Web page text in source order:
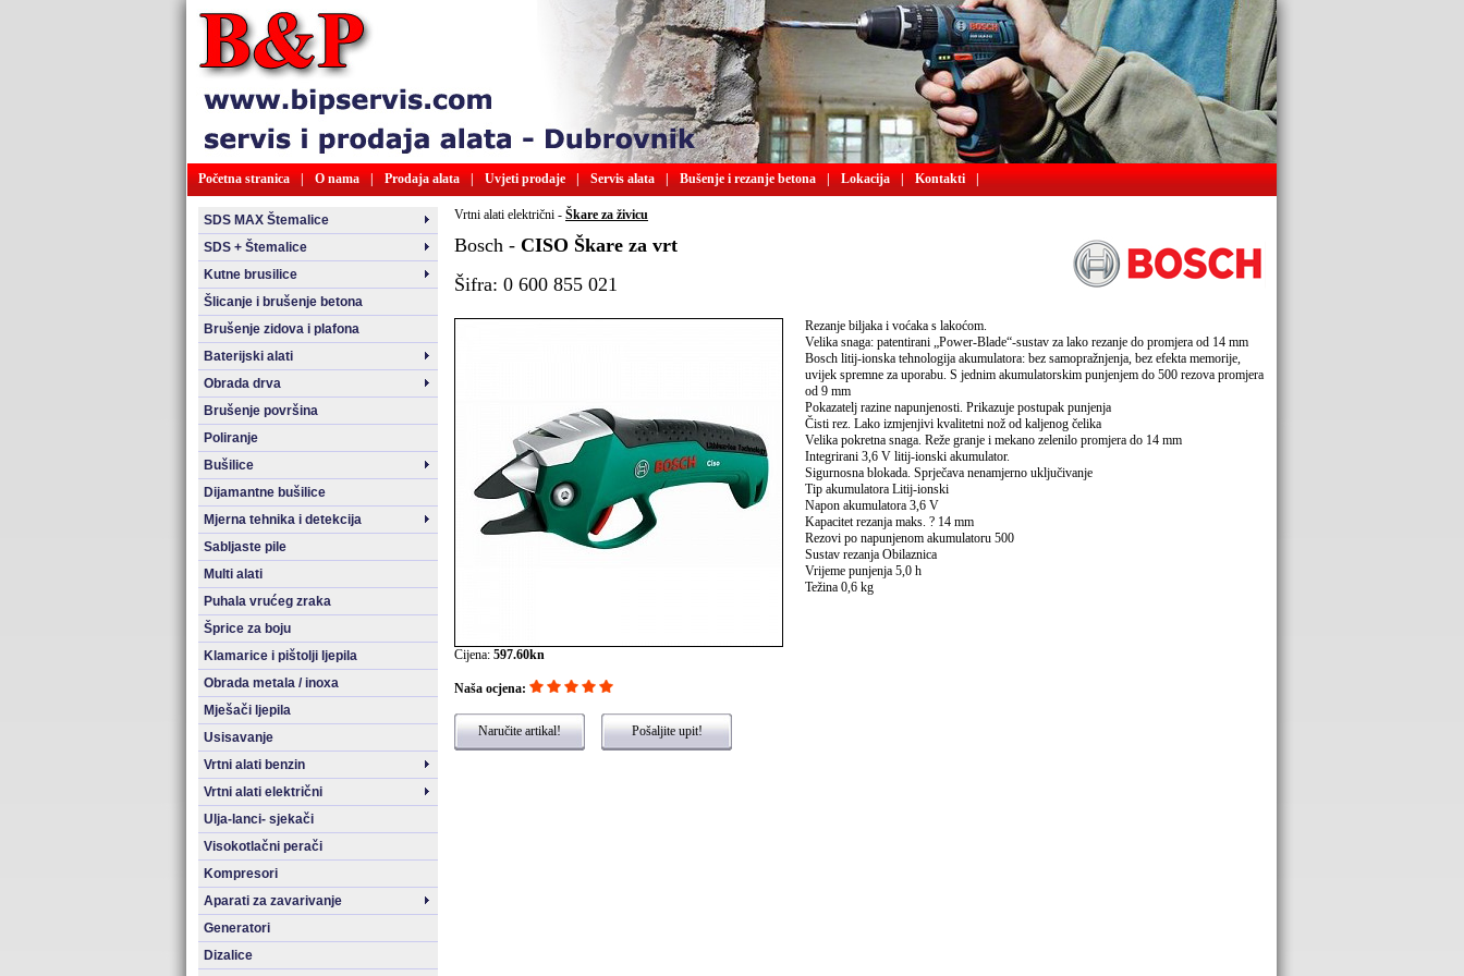
Početna stranica | O nama | Prodaja alata | Uvjeti prodaje | Servis alata | Bušenje i rezanje betona | Lokacija | Kontakti |
SDS MAX Štemalice
SDS + Štemalice
Kutne brusilice
Šlicanje i brušenje betona
Brušenje zidova i plafona
Baterijski alati
Obrada drva
Brušenje površina
Poliranje
Bušilice
Dijamantne bušilice
Mjerna tehnika i detekcija
Sabljaste pile
Multi alati
Puhala vrućeg zraka
Šprice za boju
Klamarice i pištolji ljepila
Obrada metala / inoxa
Mješači ljepila
Usisavanje
Vrtni alati benzin
Vrtni alati električni
Ulja-lanci- sjekači
Visokotlačni perači
Kompresori
Aparati za zavarivanje
Generatori
Dizalice
Vrtni alati električni - Škare za živicu
Bosch - CISO Škare za vrt
Šifra: 0 600 855 021
Cijena: 597.60kn
Naša ocjena:
Naručite artikal! Pošaljite upit!
Rezanje biljaka i voćaka s lakoćom.
Velika snaga: patentirani „Power-Blade“-sustav za lako rezanje do promjera od 14 mm
Bosch litij-ionska tehnologija akumulatora: bez samopražnjenja, bez efekta memorije,
uvijek spremne za uporabu. S jednim akumulatorskim punjenjem do 500 rezova promjera
od 9 mm
Pokazatelj razine napunjenosti. Prikazuje postupak punjenja
Čisti rez. Lako izmjenjivi kvalitetni nož od kaljenog čelika
Velika pokretna snaga. Reže granje i mekano zelenilo promjera do 14 mm
Integrirani 3,6 V litij-ionski akumulator.
Sigurnosna blokada. Sprječava nenamjerno uključivanje
Tip akumulatora Litij-ionski
Napon akumulatora 3,6 V
Kapacitet rezanja maks. ? 14 mm
Rezovi po napunjenom akumulatoru 500
Sustav rezanja Obilaznica
Vrijeme punjenja 5,0 h
Težina 0,6 kg